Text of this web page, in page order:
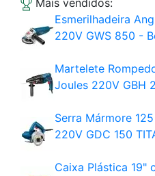
Mais vendidos:
Esmerilhadeira
220V GWS 850 -
Martelete
Joules 220V GBH
Serra Mármore
220V GDC 150
Caixa Plástica 19"